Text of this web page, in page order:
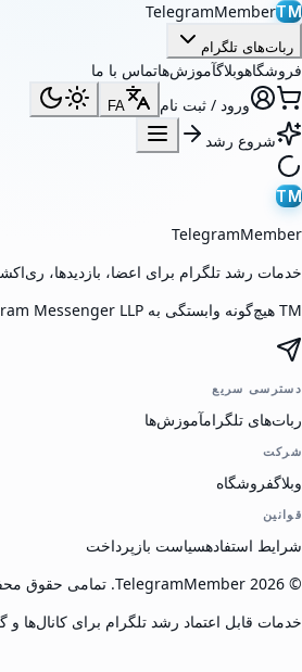
TM
TelegramMember
ربات‌های تلگرام
فروشگاهوبلاگآموزش‌هاتماس با ما
ورود / ثبت نام
FA
شروع رشد
TM
TelegramMember
خدمات رشد تلگرام برای اعضا، بازدیدها،
TM هیچ‌گونه وابستگی به Telegram Messenger LLP ندارد.
دسترسی سریع
ربات‌های تلگرامآموزش‌ها
شرکت
وبلاگفروشگاه
قوانین
شرایط استفادهسیاست بازپرداخت
©
2026
TelegramMember
. تمامی حقوق
خدمات قابل اعتماد رشد تلگرام برای کانال‌ها